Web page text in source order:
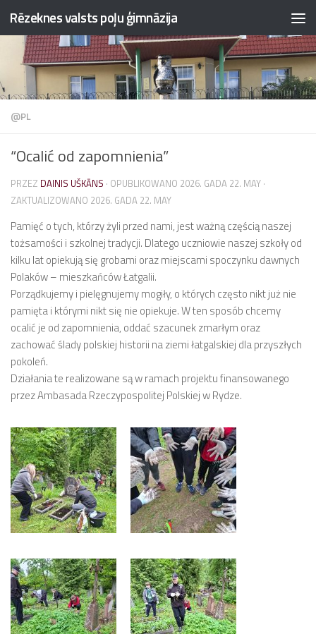
Przejdź do treści
Rēzeknes valsts poļu ģimnāzija
@PL
“Ocalić od zapomnienia”
PRZEZ DAINIS UŠKĀNS · OPUBLIKOWANO 2026. GADA 22. MAY ·
ZAKTUALIZOWANO 2026. GADA 22. MAY
Pamięć o tych, którzy żyli przed nami, jest ważną częścią naszej
tożsamości i szkolnej tradycji. Dlatego uczniowie naszej szkoły od
kilku lat opiekują się grobami oraz miejscami spoczynku dawnych
Polaków – mieszkańców Łatgalii.
Porządkujemy i pielęgnujemy mogiły, o których często nikt już nie
pamięta i którymi nikt się nie opiekuje. W ten sposób chcemy
ocalić je od zapomnienia, oddać szacunek zmarłym oraz
zachować ślady polskiej historii na ziemi łatgalskiej dla przyszłych
pokoleń.
Działania te realizowane są w ramach projektu finansowanego
przez Ambasada Rzeczypospolitej Polskiej w Rydze.